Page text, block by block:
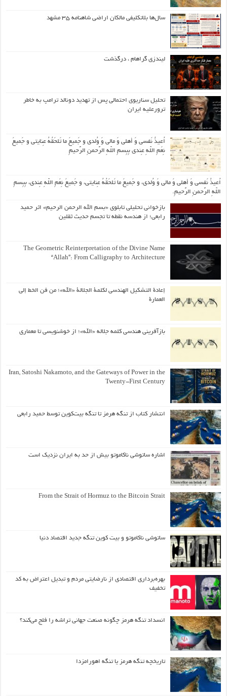
سال‌ها بلاتکلیفی مالکان اراضی شاهنامه ۳۵ مشهد
لیندزی گراهام ، درگذشت
تحلیل سناریوی احتمالی پس از تهدید دونالد ترامپ به خاطر
ترورعلیه ایران
اُعیذُ نَفسی وَ أهلی وَ مالی وَ وُلدی و جَمیعَ ما تَلحَقُهُ عِنایتی و جَمیعَ
نِعَمِ اللّهِ عِندی بِبِسمِ اللّهِ الرَّحمنِ الرَّحیمِ
اُعیذُ نَفسی وَ أهلی وَ مالی وَ وُلدی، و جَمیعَ ما تَلحَقُهُ عِنایتی، و جَمیعَ نِعَمِ اللّهِ عِندی، بِبِسمِ
اللّهِ الرَّحمنِ الرَّحیمِ.
بازخوانی تحلیلی تابلوی «بسم الله الرحمن الرحیم» اثر حمید
رابعی؛ از هندسه نقطه تا تجسم حدیث ثقلین
The Geometric Reinterpretation of the Divine Name
“Allah”: From Calligraphy to Architecture
إعادة التشكيل الهندسي لكلمة الجلالة «الله»؛ من فن الخط إلى
العمارة
بازآفرینی هندسی کلمه جلاله «الله»؛ از خوشنویسی تا معماری
Iran, Satoshi Nakamoto, and the Gateways of Power in the
Twenty-First Century
انتشار کتاب از تنگه هرمز تا تنگه بیت‌کوین توسط حمید رابعی
اشاره ساتوشی ناکاموتو بیش از حد به ایران نزدیک است
From the Strait of Hormuz to the Bitcoin Strait
ساتوشی ناکاموتو و بیت کوین تنگه جدید اقتصاد دنیا
بهره‌برداری اقتصادی از نارضایتی مردم و تبدیل اعتراض به کد
تخفیف
انسداد تنگه هرمز چگونه صنعت جهانی تراشه را فلج می‌کند؟
تاریخچه تنگه هرمز یا تنگه اهورامزدا